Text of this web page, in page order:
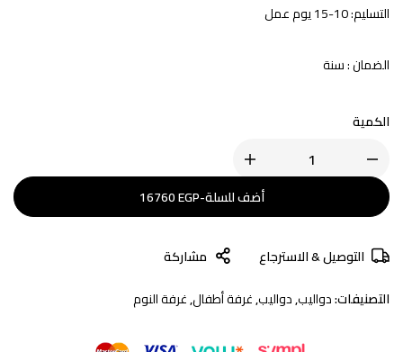
التسليم: 10-15 يوم عمل
الضمان : سنة
الكمية
أضف للسلة-
16760EGP
التوصيل & الاسترجاع
مشاركة
التصنيفات:دواليب,دواليب,غرفة أطفال,غرفة النوم